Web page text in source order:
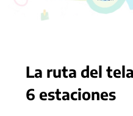
La ruta del
6 estaciones